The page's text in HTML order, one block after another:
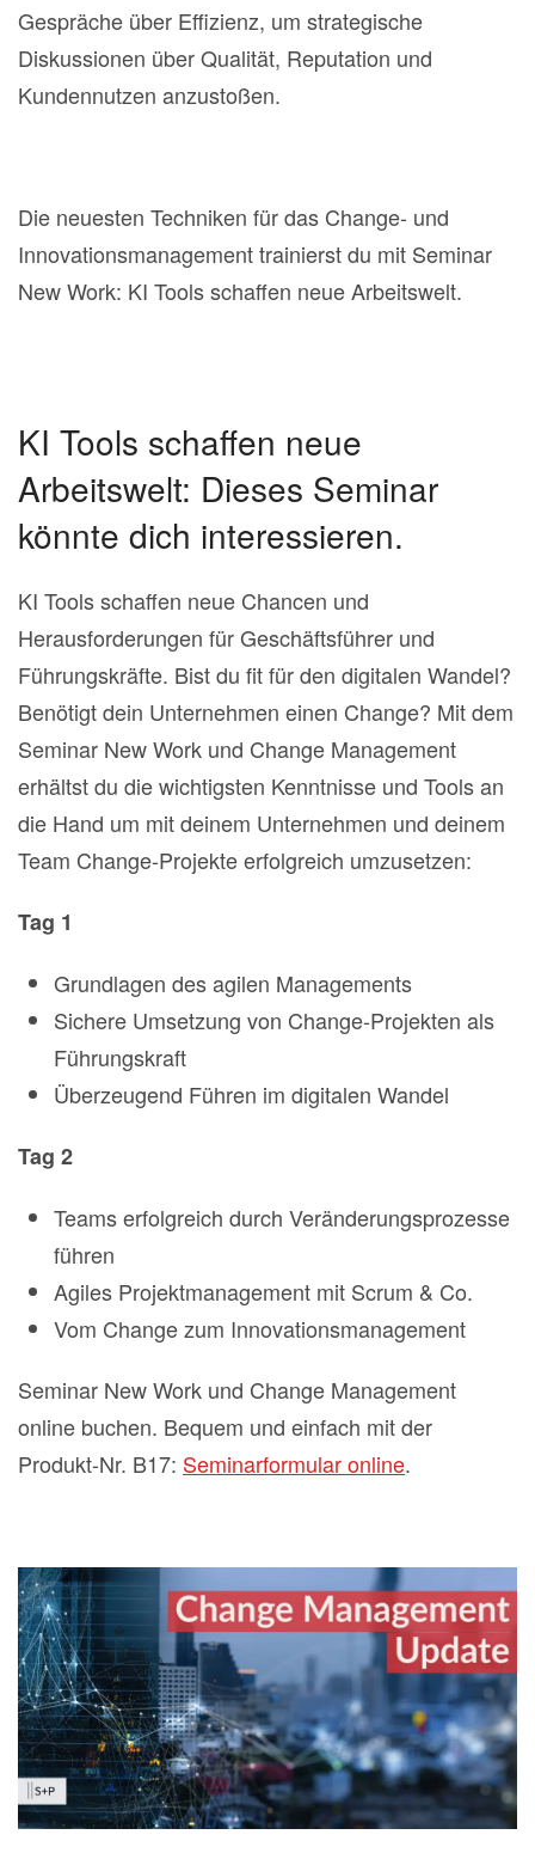
Gespräche über Effizienz, um strategische
Diskussionen über Qualität, Reputation und
Kundennutzen anzustoßen.
Die neuesten Techniken für das Change- und
Innovationsmanagement trainierst du mit Seminar
New Work: KI Tools schaffen neue Arbeitswelt.
KI Tools schaffen neue
Arbeitswelt: Dieses Seminar
könnte dich interessieren.
KI Tools schaffen neue Chancen und
Herausforderungen für Geschäftsführer und
Führungskräfte. Bist du fit für den digitalen Wandel?
Benötigt dein Unternehmen einen Change? Mit dem
Seminar New Work und Change Management
erhältst du die wichtigsten Kenntnisse und Tools an
die Hand um mit deinem Unternehmen und deinem
Team Change-Projekte erfolgreich umzusetzen:
Tag 1
Grundlagen des agilen Managements
Sichere Umsetzung von Change-Projekten als
Führungskraft
Überzeugend Führen im digitalen Wandel
Tag 2
Teams erfolgreich durch Veränderungsprozesse
führen
Agiles Projektmanagement mit Scrum & Co.
Vom Change zum Innovationsmanagement
Seminar New Work und Change Management
online buchen. Bequem und einfach mit der
Produkt-Nr. B17: Seminarformular online.